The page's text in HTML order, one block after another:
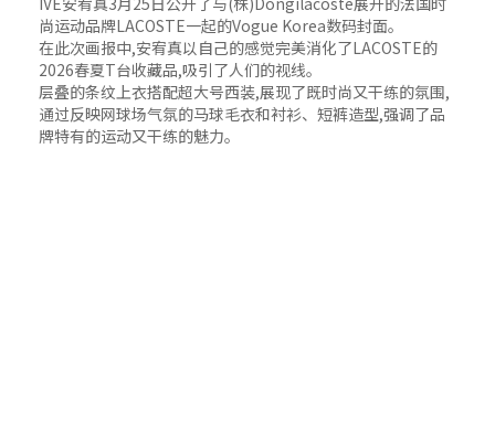
尚运动品牌LACOSTE一起的Vogue Korea数码封面。
在此次画报中,安宥真以自己的感觉完美消化了LACOSTE的
2026春夏T台收藏品,吸引了人们的视线。
层叠的条纹上衣搭配超大号西装,展现了既时尚又干练的氛围,
通过反映网球场气氛的马球毛衣和衬衫、短裤造型,强调了品
牌特有的运动又干练的魅力。